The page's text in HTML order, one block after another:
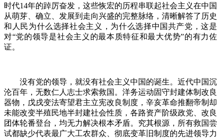
时代14年的踔厉奋发，这些恢宏的历程串联起社会主义在中国
从萌芽、确立、发展到走向兴盛的完整脉络，清晰解答了历史
和人民为什么选择社会主义，为什么选择中国共产党，这是
对“党的领导是社会主义的最本质特征和最大优势”的有力佐
证。
没有党的领导，就没有社会主义中国的诞生。近代中国沉
沦百年，无数仁人志士求索救国。洋务运动固守封建体制改良
器物，戊戌变法寄望君主立宪改良制度，辛亥革命推翻帝制却
未能改变半殖民地半封建社会性质，各路资产阶级政党、改良
团体轮番登台，均无力解决根本矛盾。究其根源，所有救国尝
试都缺少代表最广大工农群众、彻底变革旧制度的先进领导力